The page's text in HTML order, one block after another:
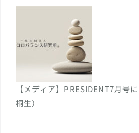
【メディア】PRESIDENT7月号
桐生）